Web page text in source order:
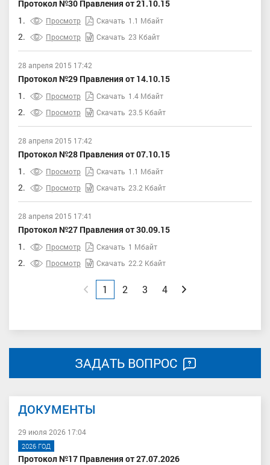
Протокол №30 Правления от 21.10.15
1.
Просмотр Скачать 1.1 Мбайт
2. Просмотр Скачать 23 Кбайт
28 апреля 2015 17:42
Протокол №29 Правления от 14.10.15
1.
Просмотр Скачать 1.4 Мбайт
2. Просмотр Скачать 23.5 Кбайт
28 апреля 2015 17:42
Протокол №28 Правления от 07.10.15
1.
Просмотр Скачать 1.1 Мбайт
2. Просмотр Скачать 23.2 Кбайт
28 апреля 2015 17:41
Протокол №27 Правления от 30.09.15
1.
Просмотр Скачать 1 Мбайт
2. Просмотр Скачать 22.2 Кбайт
1 2 3 4 Вперед
ЗАДАТЬ ВОПРОС
ДОКУМЕНТЫ
29 июля 2026 17:04
2026 ГОД
Протокол №17 Правления от 27.07.2026